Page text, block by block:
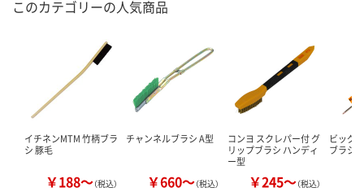
このカテゴリーの人気商品
イチネンMTM 竹柄ブラ
シ 豚毛
￥188～（税込）
チャンネルブラシ A型
￥660～（税込）
コンヨ スクレパー付 グ
リップブラシ ハンディ
ー型
￥245～（税込）
ビッグ
ブラシ